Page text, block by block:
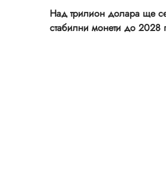
Над трилион долара ще
стабилни монети до 2028